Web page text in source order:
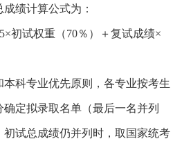
成绩计算公式为：
初试权重（70％）＋复试成绩×
本科专业优先原则，各专业按考生
确定拟录取名单（最后一名并列
试总成绩仍并列时，取国家统考